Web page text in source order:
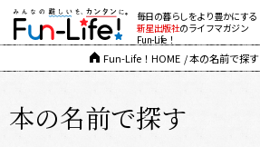
毎日の暮らしをより豊かにする
新星出版社のライフマガジン
Fun-Life！
Fun-Life！HOME 本の名前で探す
本の名前で探す